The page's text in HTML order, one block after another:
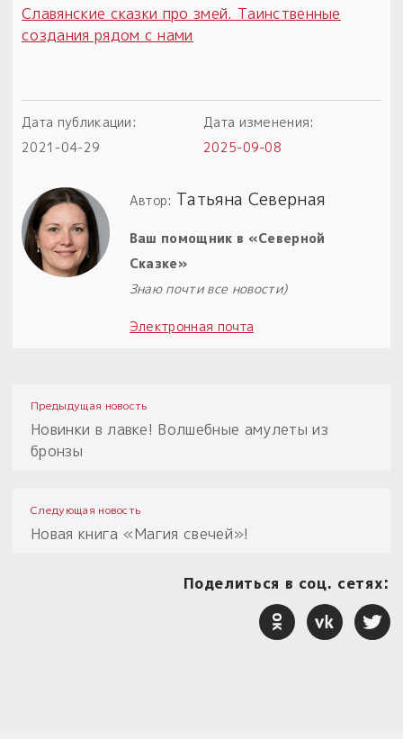
Пыльный сундучок
Новинки
Безоплатная доставка
на заказ от 4 тыс. руб. со скидкой
Оберег в подарок
к заказу от 3 тыс. руб.
Славянские сказки про змей. Таинственные
создания рядом с нами
Дата публикации:
2021-04-29
Дата изменения:
2025-09-08
Автор: Татьяна Северная
Ваш помощник в «Северной
Сказке»
Знаю почти все новости)
Электронная почта
Предыдущая новость
Новинки в лавке! Волшебные амулеты из
бронзы
Следующая новость
Новая книга «Магия свечей»!
Поделиться в соц. сетях: